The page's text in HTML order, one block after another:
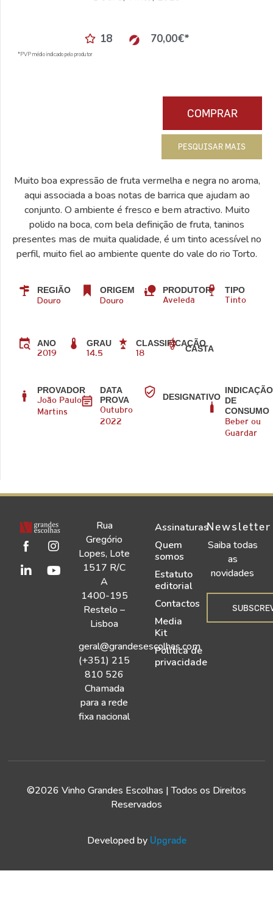
18 70,00€*
*PVP médio indicado pelo produtor
COMPRAR
PESQUISAR MAIS
Muito boa expressão de fruta vermelha e negra no aroma,
aqui associada a boas notas de barrica que ajudam ao
conjunto. O ambiente é fresco e bem atractivo. Muito
polido na boca, com bela definição de fruta, taninos
presentes mas de muita qualidade, é um tinto acessível no
perfil, muito fiel ao ambiente quente do vale do rio Torto.
REGIÃO
Douro
ORIGEM
Douro
PRODUTOR
Aveleda
TIPO
Tinto
ANO
2019
GRAU
14.5
CLASSIFICAÇÃO
18
CASTA
PROVADOR
João Paulo
Martins
DATA
PROVA
Outubro
2022
DESIGNATIVO
INDICAÇÃO
DE
CONSUMO
Beber ou
Guardar
Rua
Gregório
Lopes, Lote
1517 R/C
A
1400-195
Restelo –
Lisboa
geral@grandesescolhas.com
(+351) 215
810 526
Chamada
para a rede
fixa nacional
Assinaturas
Quem
somos
Estatuto
editorial
Contactos
Media
Kit
Política de
privacidade
Newsletter
Saiba todas
as
novidades
©2026 Vinho Grandes Escolhas | Todos os Direitos
Reservados
Developed by Upgrade